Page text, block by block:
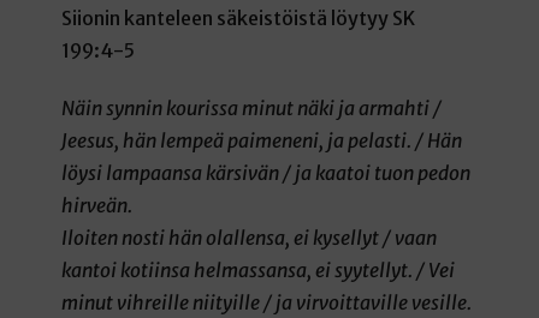
Siionin kanteleen säkeistöistä löytyy SK
199:4-5
Näin synnin kourissa minut näki ja armahti /
Jeesus, hän lempeä paimeneni, ja pelasti. / Hän
löysi lampaansa kärsivän / ja kaatoi tuon pedon
hirveän.
Iloiten nosti hän olallensa, ei kysellyt / vaan
kantoi kotiinsa helmassansa, ei syytellyt. / Vei
minut vihreille niityille / ja virvoittaville vesille.